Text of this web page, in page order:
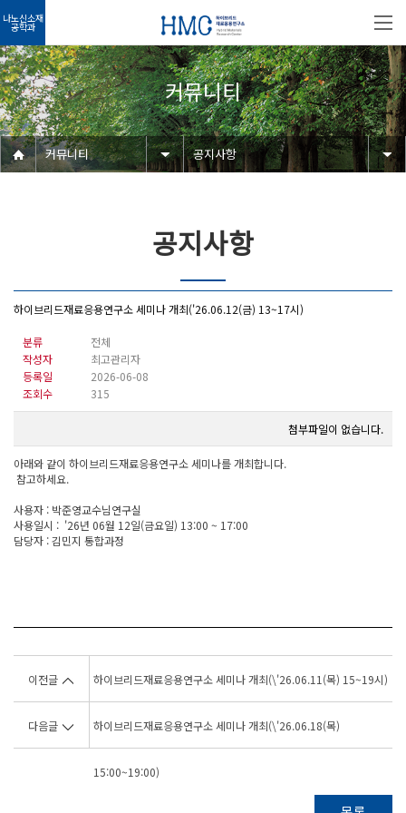
나노신소재
공학과
커뮤니티
커뮤니티 공지사항
공지사항
하이브리드재료응용연구소 세미나 개최('26.06.12(금) 13~17시)
분류
전체
작성자
최고관리자
등록일
2026-06-08
조회수
315
첨부파일이 없습니다.
아래와 같이 하이브리드재료응용연구소 세미나를 개최합니다.
참고하세요.
사용자 : 박준영교수님연구실
사용일시 : '26년 06월 12일(금요일) 13:00 ~ 17:00
담당자 : 김민지 통합과정
이전글 하이브리드재료응용연구소 세미나 개최(\'26.06.11(목) 15~19시)
다음글 하이브리드재료응용연구소 세미나 개최(\'26.06.18(목)
15:00~19:00)